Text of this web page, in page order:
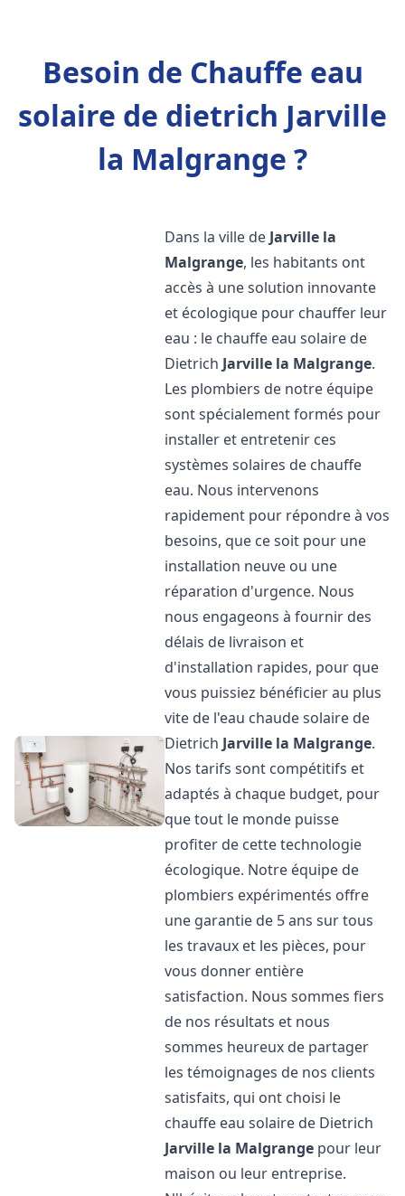
Besoin de Chauffe eau
solaire de dietrich Jarville
la Malgrange ?
Dans la ville de Jarville la
Malgrange, les habitants ont
accès à une solution innovante
et écologique pour chauffer leur
eau : le chauffe eau solaire de
Dietrich Jarville la Malgrange.
Les plombiers de notre équipe
sont spécialement formés pour
installer et entretenir ces
systèmes solaires de chauffe
eau. Nous intervenons
rapidement pour répondre à vos
besoins, que ce soit pour une
installation neuve ou une
réparation d'urgence. Nous
nous engageons à fournir des
délais de livraison et
d'installation rapides, pour que
vous puissiez bénéficier au plus
vite de l'eau chaude solaire de
Dietrich Jarville la Malgrange.
Nos tarifs sont compétitifs et
adaptés à chaque budget, pour
que tout le monde puisse
profiter de cette technologie
écologique. Notre équipe de
plombiers expérimentés offre
une garantie de 5 ans sur tous
les travaux et les pièces, pour
vous donner entière
satisfaction. Nous sommes fiers
de nos résultats et nous
sommes heureux de partager
les témoignages de nos clients
satisfaits, qui ont choisi le
chauffe eau solaire de Dietrich
Jarville la Malgrange pour leur
maison ou leur entreprise.